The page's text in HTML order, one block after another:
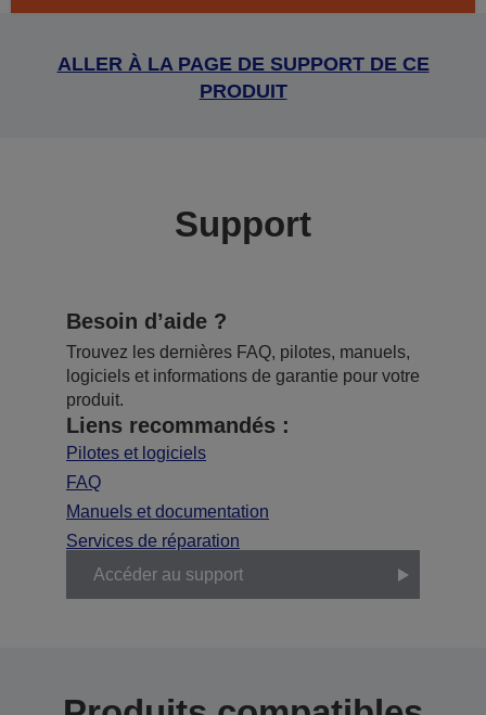
ALLER À LA PAGE DE SUPPORT DE CE
PRODUIT
Support
Besoin d’aide ?
Trouvez les dernières FAQ, pilotes, manuels,
logiciels et informations de garantie pour votre
produit.
Liens recommandés :
Pilotes et logiciels
FAQ
Manuels et documentation
Services de réparation
Accéder au support